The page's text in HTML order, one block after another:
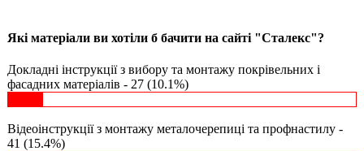
Які матеріали ви хотіли б бачити на сайті "Сталекс"?
Докладні інструкції з вибору та монтажу покрівельних і
фасадних матеріалів - 27 (10.1%)
Відеоінструкції з монтажу металочерепиці та профнастилу -
41 (15.4%)